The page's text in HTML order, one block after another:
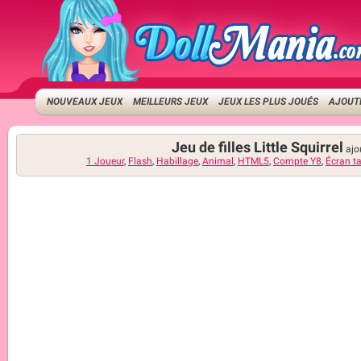
NOUVEAUX JEUX MEILLEURS JEUX JEUX LES PLUS JOUÉS
Jeu de filles Little Squirrel
1 Joueur, Flash, Habillage, Animal , HTML5, Compte Y8, Écran